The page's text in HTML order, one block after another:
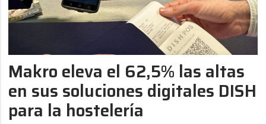
Makro eleva el 62,5% las altas
en sus soluciones digitales DISH
para la hostelería